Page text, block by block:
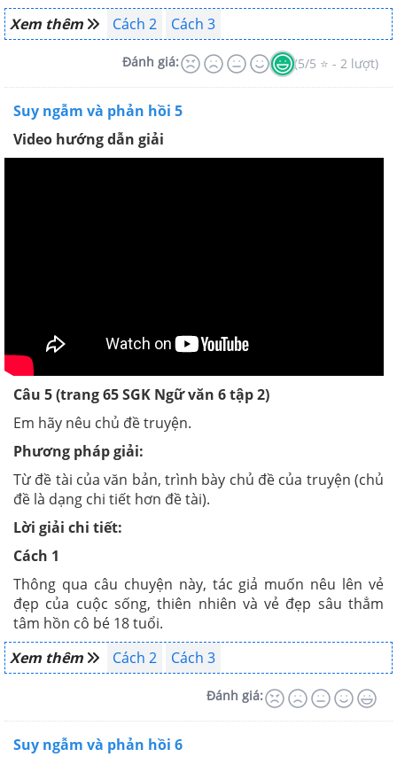
Xem thêm
Cách 2 Cách 3
Đánh giá: (5/5 ⭐ - 2 lượt)
Suy ngẫm và phản hồi 5
Video hướng dẫn giải
Câu 5 (trang 65 SGK Ngữ văn 6 tập 2)
Em hãy nêu chủ đề truyện.
Phương pháp giải:
Từ đề tài của văn bản, trình bày chủ đề của truyện (chủ
đề là dạng chi tiết hơn đề tài).
Lời giải chi tiết:
Cách 1
Thông qua câu chuyện này, tác giả muốn nêu lên vẻ
đẹp của cuộc sống, thiên nhiên và vẻ đẹp sâu thẳm
tâm hồn cô bé 18 tuổi.
Xem thêm
Cách 2 Cách 3
Đánh giá:
Suy ngẫm và phản hồi 6